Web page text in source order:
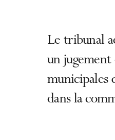
Le tribunal
un
municipales
dans la